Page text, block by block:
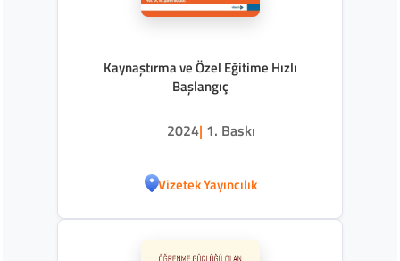
Kaynaştırma ve Özel Eğitime Hızlı
Başlangıç
2024| 1. Baskı
Vizetek Yayıncılık